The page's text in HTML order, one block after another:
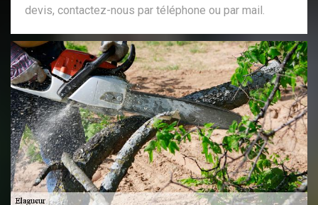
devis, contactez-nous par téléphone ou par mail.